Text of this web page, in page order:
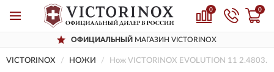
0 0
ОФИЦИАЛЬНЫЙМАГАЗИН VICTORINOX
VICTORINOX НОЖИ Нож VICTORINOX EVOLUTION 11 2.4803.E